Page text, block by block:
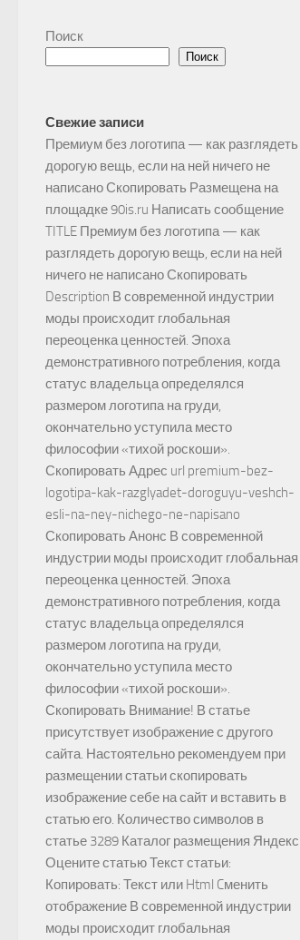
Поиск
Поиск
Свежие записи
Премиум без логотипа — как разглядеть
дорогую вещь, если на ней ничего не
написано Скопировать Размещена на
площадке 90is.ru Написать сообщение
TITLE Премиум без логотипа — как
разглядеть дорогую вещь, если на ней
ничего не написано Скопировать
Description В современной индустрии
моды происходит глобальная
переоценка ценностей. Эпоха
демонстративного потребления, когда
статус владельца определялся
размером логотипа на груди,
окончательно уступила место
философии «тихой роскоши».
Скопировать Адрес url premium-bez-
logotipa-kak-razglyadet-doroguyu-veshch-
esli-na-ney-nichego-ne-napisano
Скопировать Анонс В современной
индустрии моды происходит глобальная
переоценка ценностей. Эпоха
демонстративного потребления, когда
статус владельца определялся
размером логотипа на груди,
окончательно уступила место
философии «тихой роскоши».
Скопировать Внимание! В статье
присутствует изображение с другого
сайта. Настоятельно рекомендуем при
размещении статьи скопировать
изображение себе на сайт и вставить в
статью его. Количество символов в
статье 3289 Каталог размещения Яндекс
Оцените статью Текст статьи:
Копировать: Текст или Html Cменить
отображение В современной индустрии
моды происходит глобальная